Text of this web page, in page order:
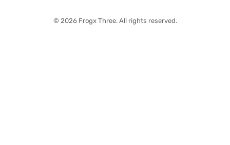
© 2026 Frogx Three. All rights reserved.